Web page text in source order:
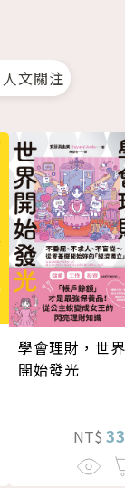
人文關注
學會理財，世界
開始發光
NT$